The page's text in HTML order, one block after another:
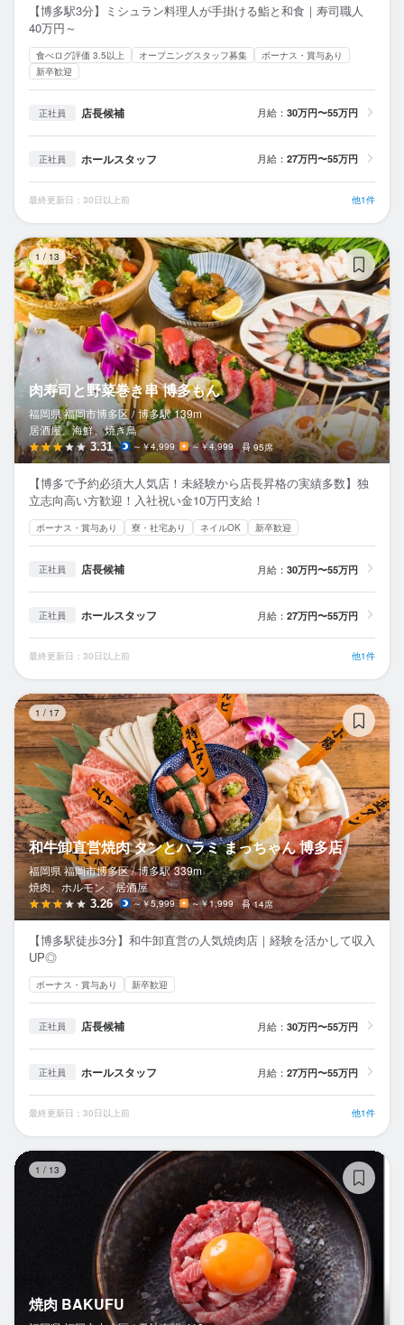
【博多駅3分】ミシュラン料理人が手掛ける鮨と和食｜寿司職人
40万円～
食べログ評価 3.5以上 オープニングスタッフ募集
ボーナス・賞与あり
新卒歓迎
正社員 店長候補 月給： 30万円〜55万円
正社員 ホールスタッフ 月給： 27万円〜55万円
最終更新日：30日以上前 他1件
1 / 13
肉寿司と野菜巻き串 博多もん
福岡県 福岡市博多区 / 博多駅 139m
居酒屋、海鮮、焼き鳥
3.31 ～￥4,999 ～￥4,999 95席
【博多で予約必須大人気店！未経験から店長昇格の実績多数】独
立志向高い方歓迎！入社祝い金10万円支給！
ボーナス・賞与あり 寮・社宅あり ネイルOK 新卒歓迎
正社員 店長候補 月給： 30万円〜55万円
正社員 ホールスタッフ 月給： 27万円〜55万円
最終更新日：30日以上前 他1件
1 / 17
和牛卸直営焼肉 タンとハラミ まっちゃん 博多店
福岡県 福岡市博多区 / 博多駅 339m
焼肉、ホルモン、居酒屋
3.26 ～￥5,999 ～￥1,999 14席
【博多駅徒歩3分】和牛卸直営の人気焼肉店｜経験を活かして収入
UP◎
ボーナス・賞与あり 新卒歓迎
正社員 店長候補 月給： 30万円〜55万円
正社員 ホールスタッフ 月給： 27万円〜55万円
最終更新日：30日以上前 他1件
1 / 13
焼肉 BAKUFU